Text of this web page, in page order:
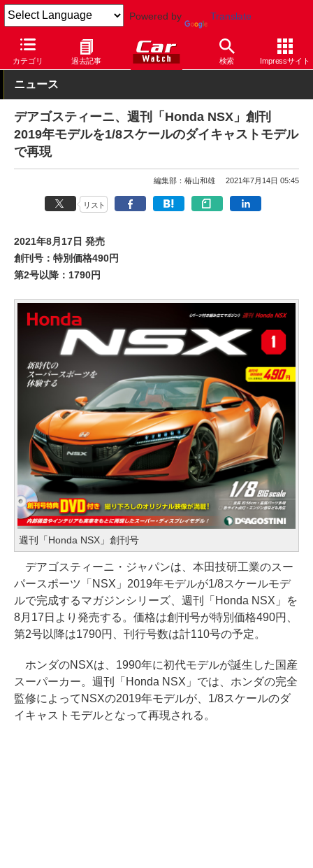
Powered by Translate
カテゴリ 過去記事 検索 Impressサイト
Car Watch 自動車 ホンダ NSX
ニュース
デアゴスティーニ、週刊「Honda NSX」創刊
2019年モデルを1/8スケールのダイキャストモデル
で再現
編集部：椿山和雄 2021年7月14日 05:45
リスト
2021年8月17日 発売
創刊号：特別価格490円
第2号以降：1790円
週刊「Honda NSX」創刊号
デアゴスティーニ・ジャパンは、本田技研工業のスー
パースポーツ「NSX」2019年モデルが1/8スケールモデ
ルで完成するマガジンシリーズ、週刊「Honda NSX」を
8月17日より発売する。価格は創刊号が特別価格490円、
第2号以降は1790円、刊行号数は計110号の予定。
ホンダのNSXは、1990年に初代モデルが誕生した国産
スーパーカー。週刊「Honda NSX」では、ホンダの完全
監修によってNSXの2019年モデルが、1/8スケールのダ
イキャストモデルとなって再現される。